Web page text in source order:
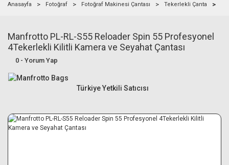
Canon R6 Mark IIIBundle Setler
Alışverişe
Başla
Anasayfa Fotoğraf Fotoğraf Makinesi Çantası Tekerlekli Çanta
Manfrotto PL-RL-S55 Reloader Spin 55 Profesyonel
4Tekerlekli Kilitli Kamera ve Seyahat Çantası
0 - Yorum Yap
Türkiye Yetkili Satıcısı